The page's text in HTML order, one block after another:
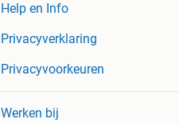
Help en Info
Privacyverklaring
Privacyvoorkeuren
Werken bij